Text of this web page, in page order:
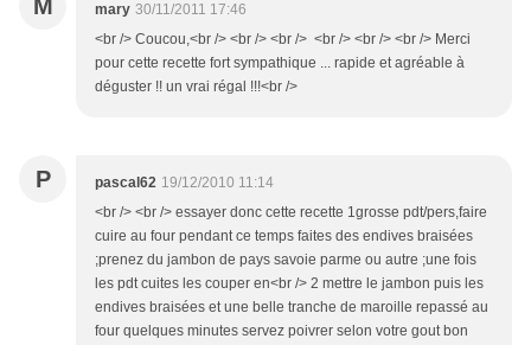
M mary 30/11/2011 17:46
<br /> Coucou,<br /> <br /> <br /> <br /> <br /> <br /> Merci
pour cette recette fort sympathique ... rapide et agréable à
déguster !! un vrai régal !!!<br />
P pascal62 19/12/2010 11:14
<br /> <br /> essayer donc cette recette 1grosse pdt/pers,faire
cuire au four pendant ce temps faites des endives braisées
;prenez du jambon de pays savoie parme ou autre ;une fois
les pdt cuites les couper en<br /> 2 mettre le jambon puis les
endives braisées et une belle tranche de maroille repassé au
four quelques minutes servez poivrer selon votre gout bon